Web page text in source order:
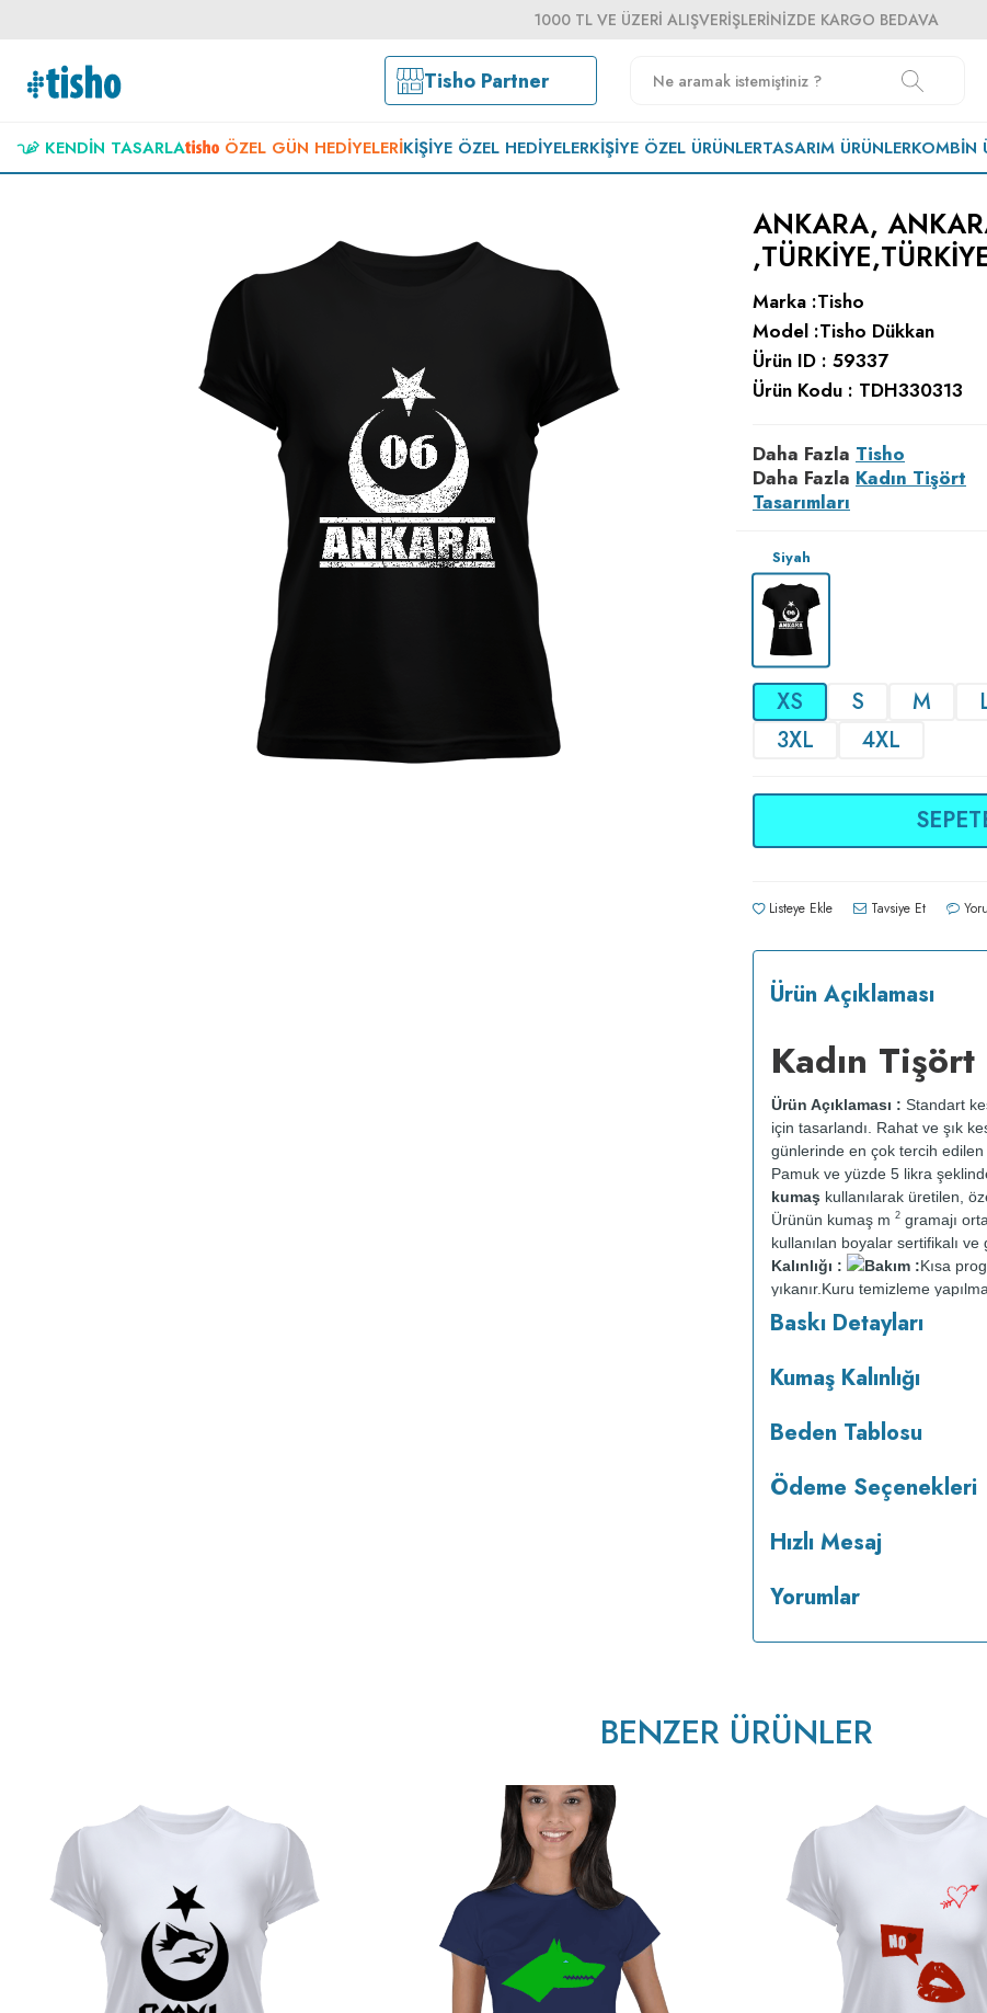
1000 TL VE ÜZERI ALIŞVERIŞLERINIZDE KARGO BEDAVA
Tisho Partner
KENDIN TASARLA ÖZEL GÜN HEDIYELERIKIŞIYE ÖZEL HEDIYELERKIŞIYE ÖZEL ÜRÜNLERTASARIM ÜRÜNLERKOMBIN
ANKARA,
Marka :Tisho
Model :Tisho Dükkan
Ürün ID : 59337
Ürün Kodu : TDH330313
Daha Fazla Tisho
Daha Fazla Kadın Tişört
Tasarımları
Siyah
XS S M
3XL
4XL
Listeye Ekle Tavsiye Et
Ürün Açıklaması
Kadın Tişört
Ürün Açıklaması : Standart
için tasarlandı. Rahat ve şık
günlerinde en çok tercih edilen
Pamuk ve yüzde 5 likra
kumaş kullanılarak üretilen,
Ürünün kumaş m 2 gramajı
kullanılan boyalar sertifikalı
Kalınlığı :
Bakım :Kısa
yıkanır. Kuru temizleme
tersten ütülenir.
Baskı Detayları
Kumaş Kalınlığı
Beden Tablosu
Ödeme Seçenekleri
Hızlı Mesaj
Yorumlar
BENZER ÜRÜNLER